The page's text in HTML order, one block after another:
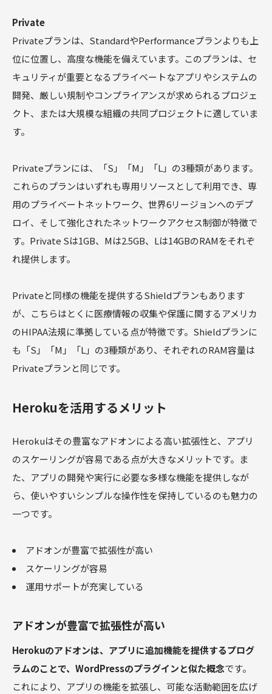
Private
Privateプランは、StandardやPerformanceプランよりも上
位に位置し、高度な機能を備えています。このプランは、セ
キュリティが重要となるプライベートなアプリやシステムの
開発、厳しい規制やコンプライアンスが求められるプロジェ
クト、または大規模な組織の共同プロジェクトに適していま
す。
Privateプランには、「S」「M」「L」の3種類があります。
これらのプランはいずれも専用リソースとして利用でき、専
用のプライベートネットワーク、世界6リージョンへのデプ
ロイ、そして強化されたネットワークアクセス制御が特徴で
す。Private Sは1GB、Mは2.5GB、Lは14GBのRAMをそれぞ
れ提供します。
Privateと同様の機能を提供するShieldプランもあります
が、こちらはとくに医療情報の収集や保護に関するアメリカ
のHIPAA法規に準拠している点が特徴です。Shieldプランに
も「S」「M」「L」の3種類があり、それぞれのRAM容量は
Privateプランと同じです。
Herokuを活用するメリット
Herokuはその豊富なアドオンによる高い拡張性と、アプリ
のスケーリングが容易である点が大きなメリットです。ま
た、アプリの開発や実行に必要な多様な機能を提供しなが
ら、使いやすいシンプルな操作性を保持しているのも魅力の
一つです。
アドオンが豊富で拡張性が高い
スケーリングが容易
運用サポートが充実している
アドオンが豊富で拡張性が高い
Herokuのアドオンは、アプリに追加機能を提供するプログ
ラムのことで、WordPressのプラグインと似た概念です。
これにより、アプリの機能を拡張し、可能な活動範囲を広げ